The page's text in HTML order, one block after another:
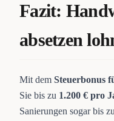
Fazit:
absetzen
Mit dem Steuerbonus
Sie bis zu 1.200 € pro
Sanierungen sogar bis